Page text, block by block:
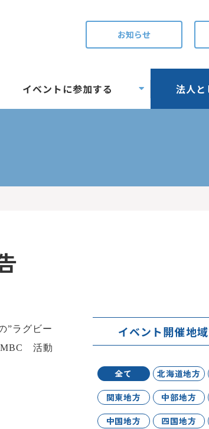
お知らせ
イベントに参加する 法人と
イベント開催地
全て 北海道地方
関東地方
中部地方
中国地方
四国地方